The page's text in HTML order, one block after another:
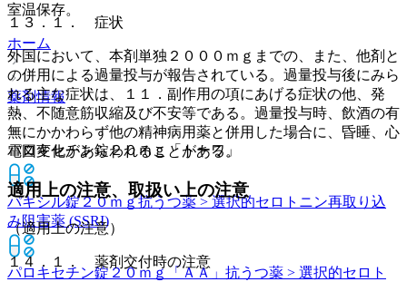
室温保存。
ホーム
薬剤情報
パロキセチン錠２０ｍｇ「トーワ」
パキシル錠２０ｍｇ抗うつ薬 > 選択的セロトニン再取り込
み阻害薬 (SSRI)
パロキセチン錠２０ｍｇ「ＡＡ」 抗うつ薬 > 選択的セロト
１３．１． 症状
外国において、本剤単独２０００ｍｇまでの、また、他剤と
の併用による過量投与が報告されている。過量投与後にみら
れる主な症状は、１１．副作用の項にあげる症状の他、発
熱、不随意筋収縮及び不安等である。過量投与時、飲酒の有
無にかかわらず他の精神病用薬と併用した場合に、昏睡、心
電図変化があらわれることがある。
適用上の注意、取扱い上の注意
（適用上の注意）
１４．１． 薬剤交付時の注意